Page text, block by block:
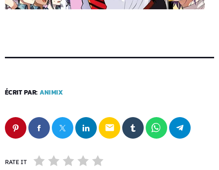
ÉCRIT PAR: ANIMIX
email
RATE IT